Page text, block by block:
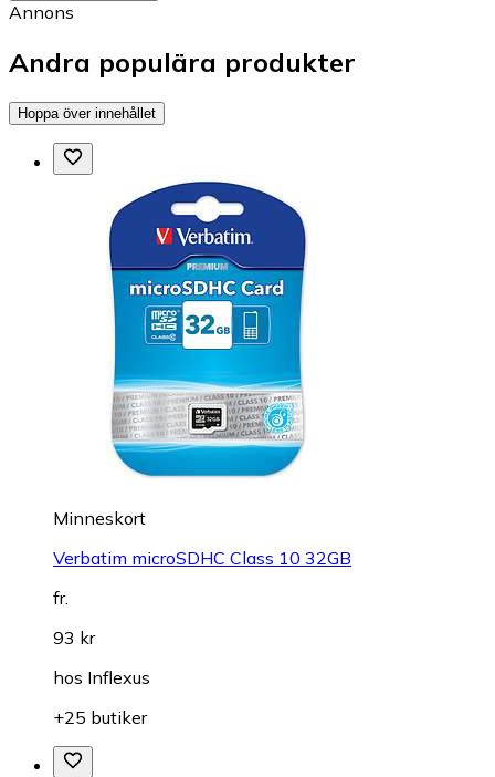
Annons
Andra populära produkter
Hoppa över innehållet
Minneskort
Verbatim microSDHC Class 10 32GB
fr.
93 kr
hos Inflexus
+25 butiker